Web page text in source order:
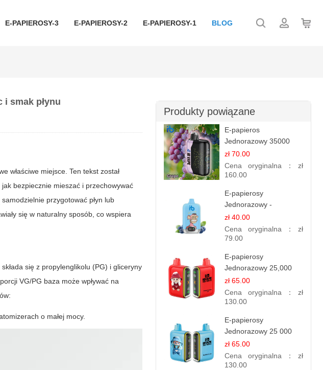
E-PAPIEROSY-3 E-PAPIEROSY-2 E-PAPIEROSY-1 BLOG
smak płynu
właściwe miejsce. Ten tekst został
bezpiecznie mieszać i przechowywać
przygotować płyn lub
się w naturalny sposób, co wspiera
się z propylenglikolu (PG) i gliceryny
VG/PG baza może wpływać na
o małej mocy.
Produkty powiązane
E-papieros
Jednorazowy 35000
Puff - Winogrono |
Owocowy Smak
zł 70.00
Cena oryginalna： zł
160.00
E-papierosy
Jednorazowy -
Niebieski Razz Lód
1.2% Nikotyny | Mocne
Doznania
zł 40.00
Cena oryginalna： zł
79.00
E-papierosy
Jednorazowy 25,000
Puff - Arbuzowy Lód |
Orzeźwiający Smak
zł 65.00
Cena oryginalna： zł
130.00
E-papierosy
Jednorazowy 25 000
Puff - Lody Jagodowe |
Kremowy Smak
zł 65.00
Cena oryginalna： zł
130.00